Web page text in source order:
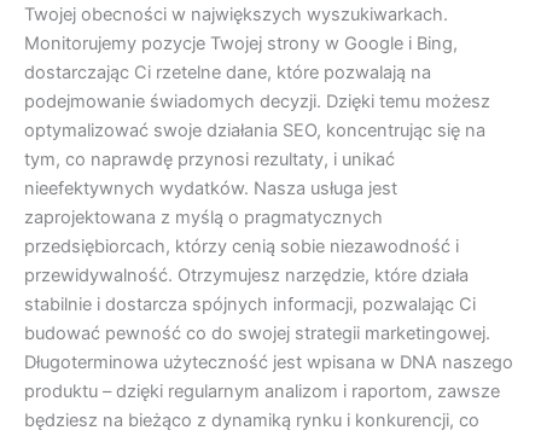
Twojej obecności w największych wyszukiwarkach.
Monitorujemy pozycje Twojej strony w Google i Bing,
dostarczając Ci rzetelne dane, które pozwalają na
podejmowanie świadomych decyzji. Dzięki temu możesz
optymalizować swoje działania SEO, koncentrując się na
tym, co naprawdę przynosi rezultaty, i unikać
nieefektywnych wydatków. Nasza usługa jest
zaprojektowana z myślą o pragmatycznych
przedsiębiorcach, którzy cenią sobie niezawodność i
przewidywalność. Otrzymujesz narzędzie, które działa
stabilnie i dostarcza spójnych informacji, pozwalając Ci
budować pewność co do swojej strategii marketingowej.
Długoterminowa użyteczność jest wpisana w DNA naszego
produktu – dzięki regularnym analizom i raportom, zawsze
będziesz na bieżąco z dynamiką rynku i konkurencji, co